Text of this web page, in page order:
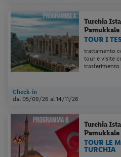
Turchia
TOUR I
trattamento
tour e visite
Check-in
dal 05/09/26al 14/11/26
Turchia
TOUR LE
TURCHIA